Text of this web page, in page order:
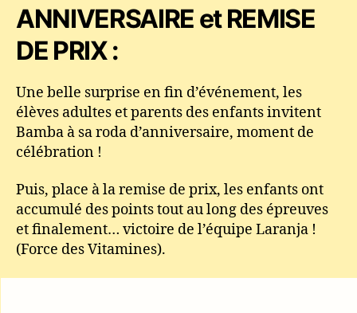
ANNIVERSAIRE et REMISE
DE PRIX :
Une belle surprise en fin d’événement, les
élèves adultes et parents des enfants invitent
Bamba à sa roda d’anniversaire, moment de
célébration !
Puis, place à la remise de prix, les enfants ont
accumulé des points tout au long des épreuves
et finalement… victoire de l’équipe Laranja !
(Force des Vitamines).